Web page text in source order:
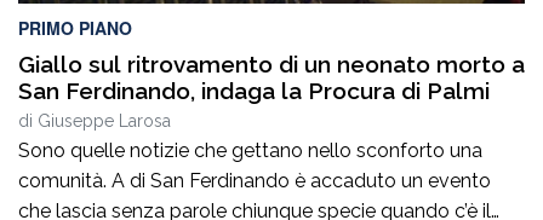
PRIMO PIANO
Giallo sul ritrovamento di un neonato morto a
San Ferdinando, indaga la Procura di Palmi
di Giuseppe Larosa
Sono quelle notizie che gettano nello sconforto una
comunità. A di San Ferdinando è accaduto un evento
che lascia senza parole chiunque specie quando c’è il